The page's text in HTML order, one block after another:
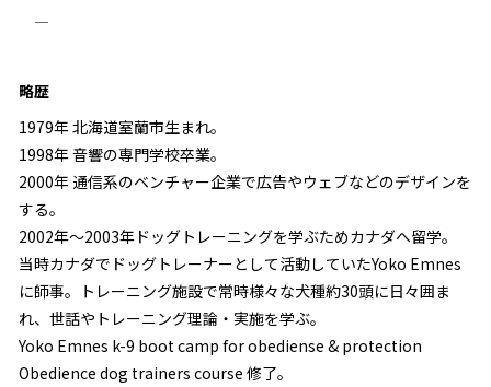
―
略歴
1979年 北海道室蘭市生まれ。
1998年 音響の専門学校卒業。
2000年 通信系のベンチャー企業で広告やウェブなどのデザインを
する。
2002年～2003年ドッグトレーニングを学ぶためカナダへ留学。
当時カナダでドッグトレーナーとして活動していたYoko Emnes
に師事。トレーニング施設で常時様々な犬種約30頭に日々囲ま
れ、世話やトレーニング理論・実施を学ぶ。
Yoko Emnes k-9 boot camp for obediense & protection
Obedience dog trainers course 修了。